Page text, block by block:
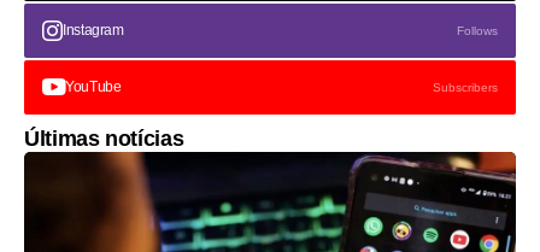
Instagram Follows
YouTube Subscribers
Últimas notícias